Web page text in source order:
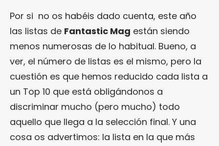
Por si no os habéis dado cuenta, este año
las listas de Fantastic Mag están siendo
menos numerosas de lo habitual. Bueno, a
ver, el número de listas es el mismo, pero la
cuestión es que hemos reducido cada lista a
un Top 10 que está obligándonos a
discriminar mucho (pero mucho) todo
aquello que llega a la selección final. Y una
cosa os advertimos: la lista en la que más